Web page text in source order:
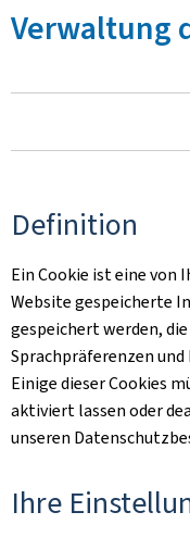
Verwaltung
Definition
Ein Cookie ist eine von
Website gespeicherte
gespeichert werden,
Sprachpräferenzen
Einige dieser Cookies
aktiviert lassen oder
unseren
Ihre